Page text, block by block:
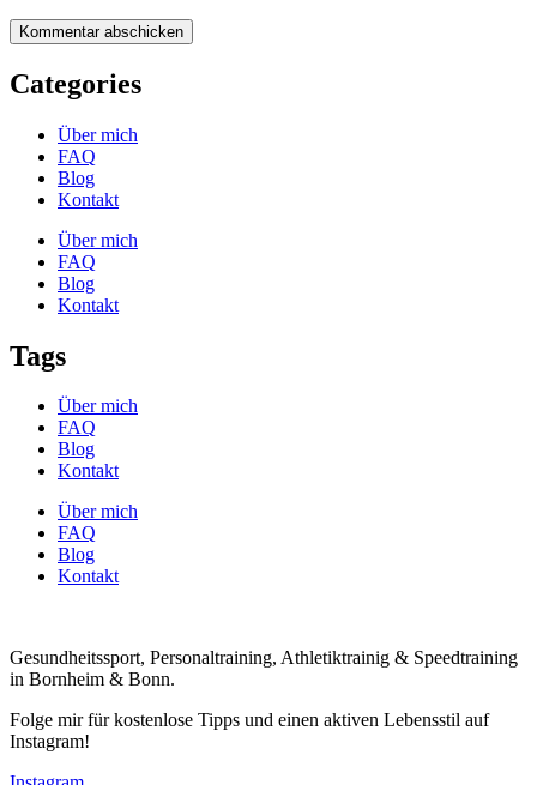
Categories
Über mich
FAQ
Blog
Kontakt
Über mich
FAQ
Blog
Kontakt
Tags
Über mich
FAQ
Blog
Kontakt
Über mich
FAQ
Blog
Kontakt
Gesundheitssport, Personaltraining, Athletiktrainig & Speedtraining
in Bornheim & Bonn.
Folge mir für kostenlose Tipps und einen aktiven Lebensstil auf
Instagram!